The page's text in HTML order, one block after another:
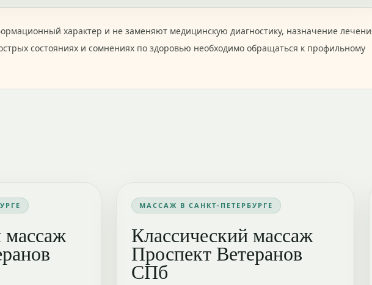
характер и не заменяют медицинскую диагностику, назначение
состояниях и сомнениях по здоровью необходимо обращаться к профильному
МАССАЖ В САНКТ-ПЕТЕРБУРГЕ
Классический массаж
Проспект Ветеранов
СПб